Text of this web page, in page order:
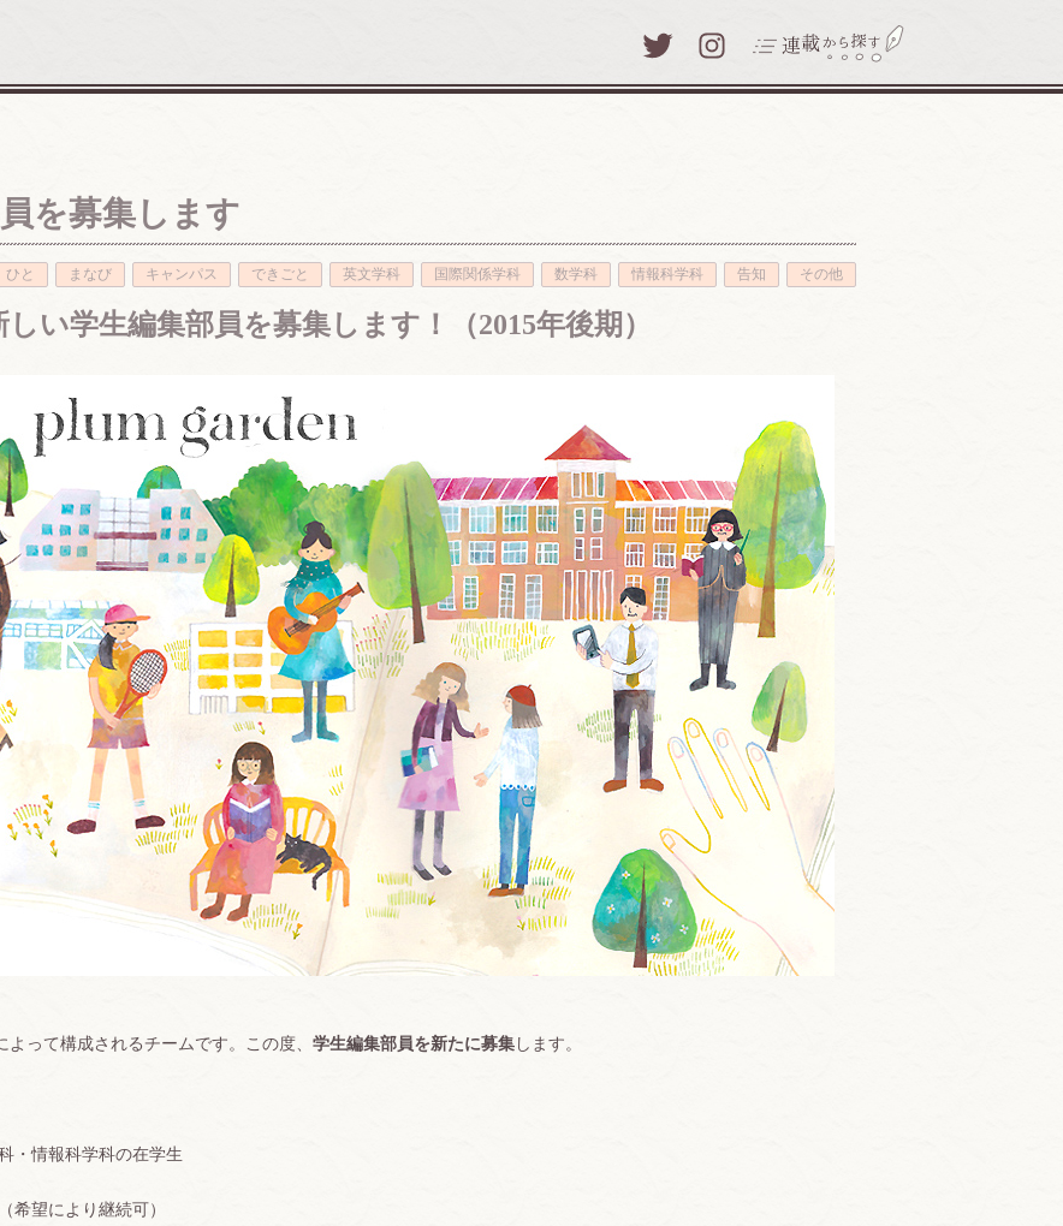
わたしと津田塾大学(39)
人生と学び(30)
梅いち凛 ～咲いた津田塾生～
(25)
先生、あの話をしてください
(13)
Lens Between US @ Tsuda
University(2)
Lens Between US @ Tsuda
College(6)
つだラボ(30)
Tsuda Tsuda C ～津田塾生の
ホ・ン・ネ～(18)
Twitter Instagram
を募集します
ひと まなび キャンパス できごと 英文学科 国際関係学科 数学科 情報科学科 告知 その他
い学生編集部員を募集します！（2015年後期）
って構成されるチームです。この度、 学生編集部員を新たに募集します。
・情報科学科の在学生
希望により継続可）